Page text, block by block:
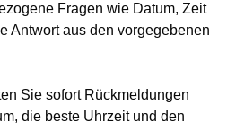
Fragen wie Datum, Zeit
Antwort aus den vorgegebenen
Sie sofort Rückmeldungen
die beste Uhrzeit und den